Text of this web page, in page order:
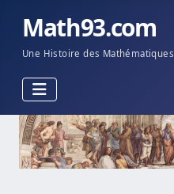
Math93.com
Une Histoire des Mathématiques